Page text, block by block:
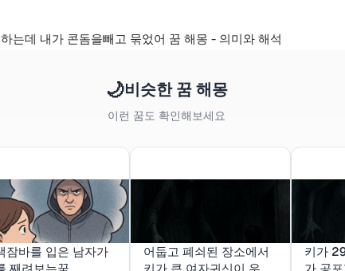
는데 내가 콘돔을빼고 묶었어 꿈 해몽 - 의미와 해석
🌙비슷한 꿈 해몽
이런 꿈도 확인해보세요
잠바를 입은 남자가
째려보는꿈
어둡고 폐쇠된 장소에서
키가 큰 여자귀신이 우리
키가
가 공